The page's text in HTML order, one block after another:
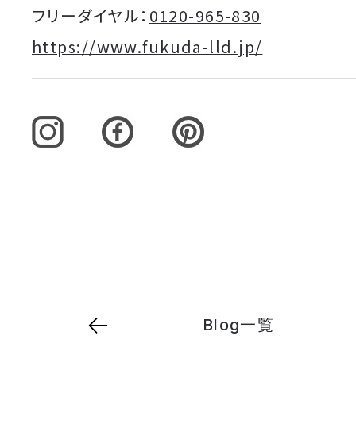
フリーダイヤル： 0120-965-830
https://www.fukuda-lld.jp/
Blog一覧